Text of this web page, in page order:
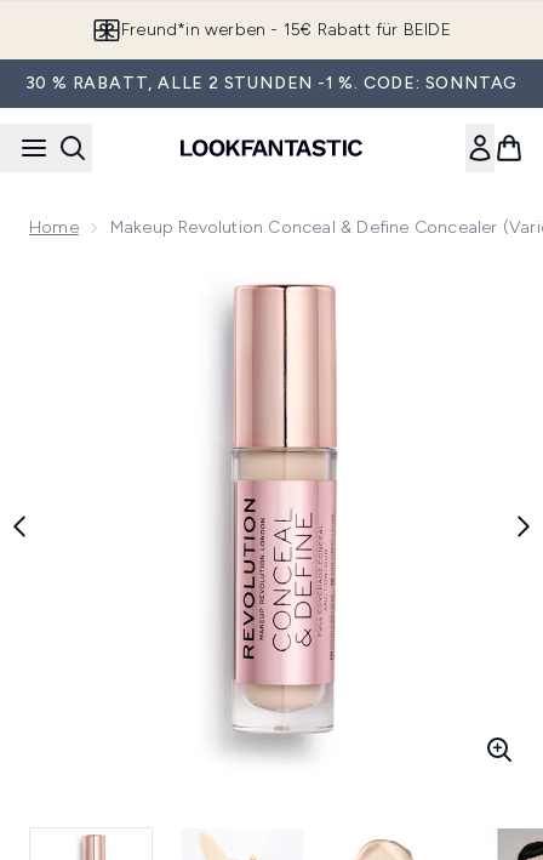
Freund*in werben - 15€ Rabatt für BEIDE
30 % RABATT, ALLE 2 STUNDEN -1 %. CODE: SONNTAG
Home Makeup Revolution Conceal & Define Concealer